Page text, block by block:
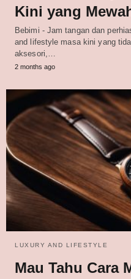
Kini yang
Bebimi - Jam tangan dan
and lifestyle masa kini yang
aksesori,…
2 months ago
LUXURY AND LIFESTYLE
Mau Tahu Cara